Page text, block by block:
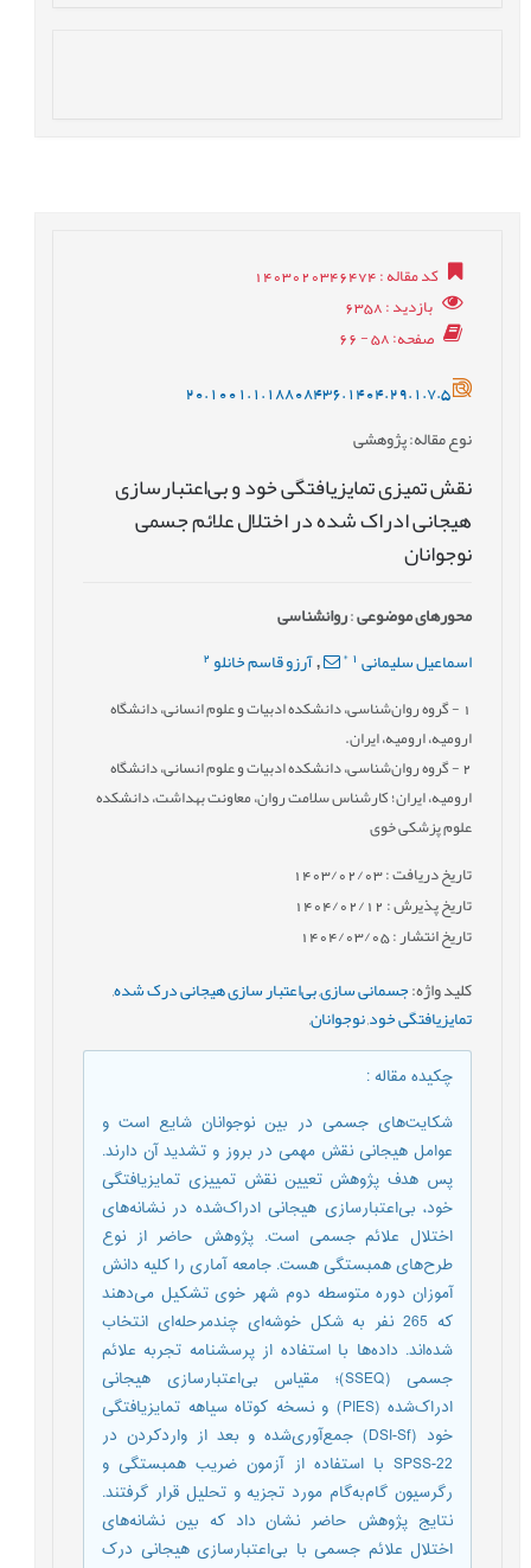
کد مقاله: 1403020346474
بازدید: 6358
صفحه: 58 - 66
20.1001.1.18808436.1404.29.1.7.5
نوع مقاله: پژوهشی
نقش تمیزی تمایزیافتگی خود و بی‌اعتبارسازی
هیجانی ادراک شده در اختلال علائم جسمی
نوجوانان
محورهای موضوعی:روانشناسی
اسماعیل سلیمانی *
,آرزو قاسم خانلو2
- گروه روان‌شناسی، دانشکده ادبیات و علوم انسانی، دانشگاه
ارومیه، ارومیه، ایران.
2- گروه روان‌شناسی، دانشکده ادبیات و علوم انسانی، دانشگاه
ارومیه، ایران؛ کارشناس سلامت روان، معاونت بهداشت، دانشکده
علوم پزشکی خوی
تاریخ دریافت : 1403/02/03
تاریخ پذیرش : 1404/02/12
تاریخ انتشار : 1404/03/05
کلید واژه:جسمانی سازی,بی‌اعتبار سازی هیجانی درک شده,
تمایزیافتگی خود,نوجوانان,
چکیده مقاله:
شکایت‌های جسمی در بین نوجوانان شایع است و
عوامل هیجانی نقش مهمی در بروز و تشدید آن دارند.
پس هدف پژوهش تعیین نقش تمییزی تمایزیافتگی
خود، بی‌اعتبارسازی هیجانی ادراک‌شده در نشانه‌های
اختلال علائم جسمی است. پژوهش حاضر از نوع
طرح‌های همبستگی هست. جامعه آماری را کلیه دانش
آموزان دوره متوسطه دوم شهر خوی تشکیل می‌دهند
که 265 نفر به شکل خوشه‌ای چندمرحله‌ای انتخاب
‌شده‌اند. داده‌ها با استفاده از پرسشنامه‌ تجربه علائم
جسمی (SSEQ)؛ مقیاس بی‌اعتبارسازی هیجانی
ادراک‌شده (PIES) و نسخه کوتاه سیاهه تمایزیافتگی
خود (DSI-Sf) جمع‌آوری‌شده و بعد از واردکردن در
SPSS-22 با استفاده از آزمون ضریب همبستگی و
رگرسیون گام‌به‌گام مورد تجزیه ‌و تحلیل قرار گرفتند.
نتایج پژوهش حاضر نشان داد که بین نشانه‌های
اختلال علائم جسمی با بی‌اعتبارسازی هیجانی درک